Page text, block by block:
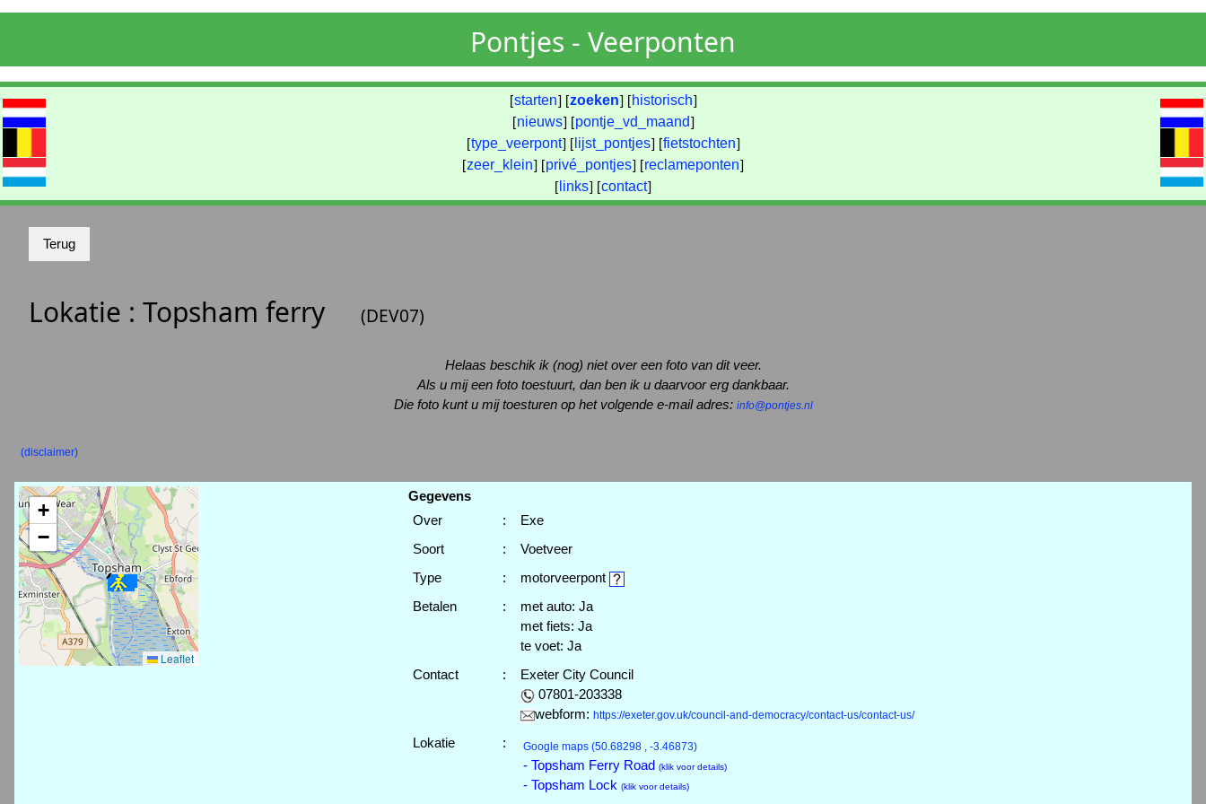
Pontjes - Veerponten
[starten] [zoeken] [ historisch]
[nieuws] [pontje_vd_maand]
[type_veerpont] [ lijst_pontjes] [fietstochten]
[zeer_klein] [privé_pontjes] [reclameponten]
[ links] [contact]
Lokatie : Topsham ferry (DEV07)
Helaas beschik ik (nog) niet over een foto van dit veer.
Als u mij een foto toestuurt, dan ben ik u daarvoor erg dankbaar.
Die foto kunt u mij toesturen op het volgende e-mail adres: info@pontjes.nl
(disclaimer)
+
−
Leaflet
Gegevens
Over
:
Exe
Soort
:
Voetveer
Type
:
motorveerpont
Betalen
:
met auto: Ja
met fiets: Ja
te voet: Ja
Contact
:
Exeter City Council
07801-203338
webform: https://exeter.gov.uk/council-and-democracy/contact-us/contact-us/
Lokatie : Google maps (50.68298 , -3.46873)
- Topsham Ferry Road (klik voor details)
- Topsham Lock (klik voor details)